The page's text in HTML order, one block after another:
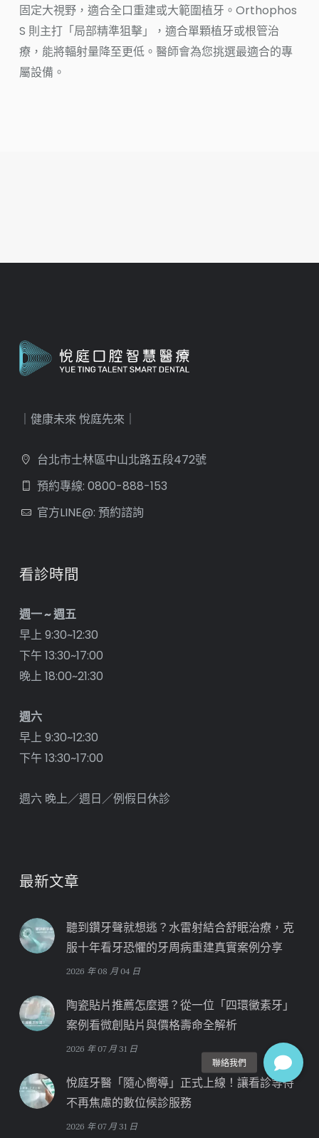
固定大視野，適合全口重建或大範圍植牙。Orthophos
S 則主打「局部精準狙擊」，適合單顆植牙或根管治
療，能將輻射量降至更低。醫師會為您挑選最適合的專
屬設備。
｜健康未來 悅庭先來｜
台北市士林區中山北路五段472號
預約專線: 0800-888-153
官方LINE@: 預約諮詢
看診時間
週一 ~ 週五
早上 9:30~12:30
下午 13:30~17:00
晚上 18:00~21:30
週六
早上 9:30~12:30
下午 13:30~17:00
週六 晚上／週日／例假日休診
最新文章
聽到鑽牙聲就想逃？水雷射結合舒眠治療，克
服十年看牙恐懼的牙周病重建真實案例分享
2026 年 08 月 04 日
陶瓷貼片推薦怎麼選？從一位「四環黴素牙」
案例看微創貼片與價格壽命全解析
2026 年 07 月 31 日
悅庭牙醫「隨心嚮導」正式上線！讓看診等待
不再焦慮的數位候診服務
2026 年 07 月 31 日